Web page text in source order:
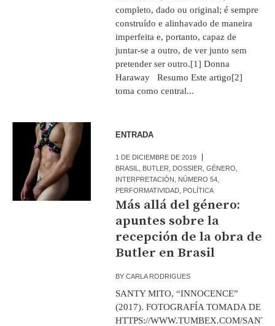
completo, dado ou original; é sempre
construído e alinhavado de maneira
imperfeita e, portanto, capaz de
juntar-se a outro, de ver junto sem
pretender ser outro.[1] Donna
Haraway Resumo Este artigo[2]
toma como central...
ENTRADA
1 DE DICIEMBRE DE 2019
BRASIL
BUTLER DOSSIER ,GÉNERO
INTERPRETACIÓN
NÚMERO 54
PERFORMATIVIDAD POLÍTICA
Más allá del género:
apuntes sobre la
recepción de la obra de
Butler en Brasil
BYCARLA RODRIGUES
SANTY MITO, “INNOCENCE”
(2017). FOTOGRAFÍA TOMADA DE
HTTPS://WWW.TUMBEX.COM/